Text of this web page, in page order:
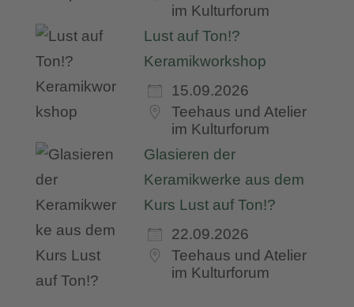
im Kulturforum
Lust auf Ton!?
Keramikworkshop
15.09.2026
Teehaus und Atelier
im Kulturforum
Glasieren der
Keramikwerke aus dem
Kurs Lust auf Ton!?
22.09.2026
Teehaus und Atelier
im Kulturforum